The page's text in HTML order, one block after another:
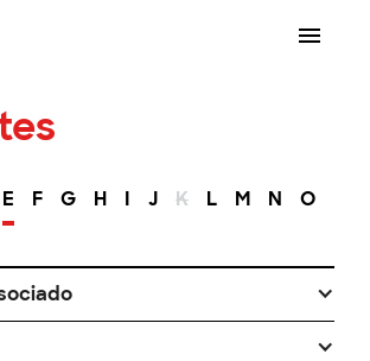
E F G H I J K L M N O